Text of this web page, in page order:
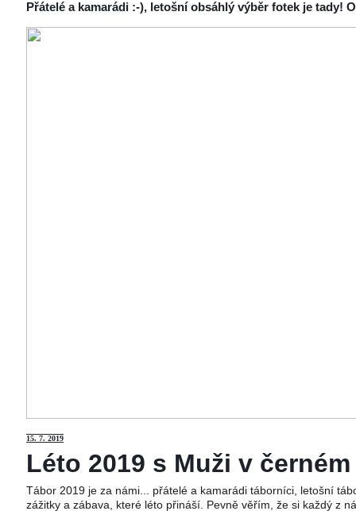
Přátelé a kamarádi :-), letošní obsáhlý výběr fotek je tady!
15. 7. 2019
Léto 2019 s Muži v
Tábor 2019 je za námi... přátelé a kamarádi táborníci, letošní
zážitky a zábava, které léto přináší. Pevně věřím, že si každý z